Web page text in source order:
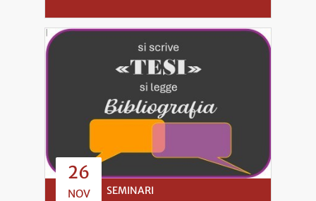
26
NOV SEMINARI